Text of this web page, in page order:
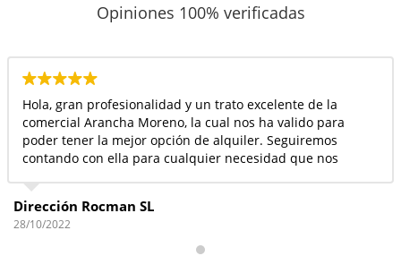
Opiniones 100% verificadas
Hola, gran profesionalidad y un trato excelente de la
comercial Arancha Moreno, la cual nos ha valido para
poder tener la mejor opción de alquiler. Seguiremos
contando con ella para cualquier necesidad que nos
Dirección Rocman SL
28/10/2022